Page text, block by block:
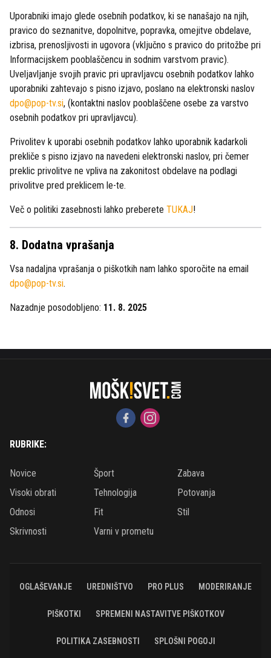
Uporabniki imajo glede osebnih podatkov, ki se nanašajo na njih,
pravico do seznanitve, dopolnitve, popravka, omejitve obdelave,
izbrisa, prenosljivosti in ugovora (vključno s pravico do pritožbe pri
Informacijskem pooblaščencu in sodnim varstvom pravic).
Uveljavljanje svojih pravic pri upravljavcu osebnih podatkov lahko
uporabniki zahtevajo s pisno izjavo, poslano na elektronski naslov
dpo@pop-tv.si, (kontaktni naslov pooblaščene osebe za varstvo
osebnih podatkov pri upravljavcu).
Privolitev k uporabi osebnih podatkov lahko uporabnik kadarkoli
prekliče s pisno izjavo na navedeni elektronski naslov, pri čemer
preklic privolitve ne vpliva na zakonitost obdelave na podlagi
privolitve pred preklicem le-te.
Več o politiki zasebnosti lahko preberete TUKAJ!
8. Dodatna vprašanja
Vsa nadaljna vprašanja o piškotkih nam lahko sporočite na email
dpo@pop-tv.si.
Nazadnje posodobljeno: 11. 8. 2025
RUBRIKE:
Novice Šport
Zabava
Visoki obrati
Tehnologija
Potovanja
Odnosi
Fit
Stil
Skrivnosti
Varni v prometu
OGLAŠEVANJE UREDNIŠTVO PRO PLUS MODERIRANJE
PIŠKOTKI SPREMENI NASTAVITVE PIŠKOTKOV
POLITIKA ZASEBNOSTI SPLOŠNI POGOJI